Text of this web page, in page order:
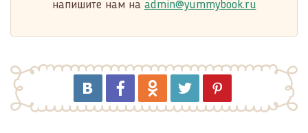
напишите нам на admin@yummybook.ru